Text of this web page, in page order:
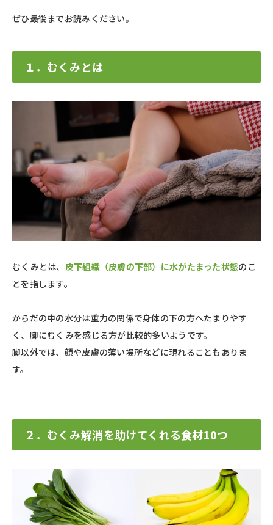
ぜひ最後までお読みください。
１．むくみとは
むくみとは、 皮下組織（皮膚の下部）に水がたまった状態のこ
とを指します。
からだの中の水分は重力の関係で身体の下の方へたまりやす
く、脚にむくみを感じる方が比較的多いようです。
脚以外では、顔や皮膚の薄い場所などに現れることもありま
す。
２．むくみ解消を助けてくれる食材10つ